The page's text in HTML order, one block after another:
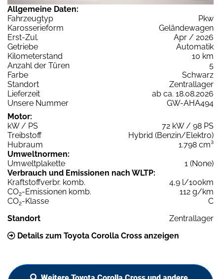
Allgemeine Daten:
Fahrzeugtyp
Pkw
Karosserieform
Geländewagen
Erst-Zul.
Apr / 2026
Getriebe
Automatik
Kilometerstand
10 km
Anzahl der Türen
5
Farbe
Schwarz
Standort
Zentrallager
Lieferzeit
ab ca. 18.08.2026
Unsere Nummer
GW-AHA494
Motor:
kW / PS
72 kW / 98 PS
Treibstoff
Hybrid (Benzin/Elektro)
Hubraum
1.798 cm³
Umweltnormen:
Umweltplakette
1 (None)
Verbrauch und Emissionen nach WLTP:
Kraftstoffverbr. komb.
4,9 l/100km
CO2-Emissionen komb.
112 g/km
CO2-Klasse
C
Standort
Zentrallager
Details zum Toyota Corolla Cross anzeigen